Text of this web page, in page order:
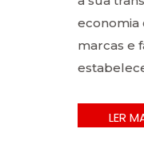
economia
marcas e